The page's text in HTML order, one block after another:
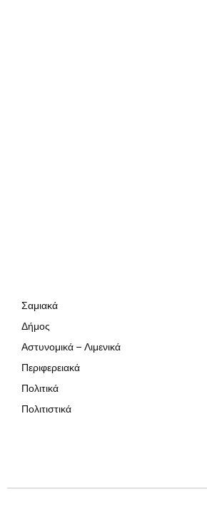
Σαμιακά
Δήμος
Αστυνομικά – Λιμενικά
Περιφερειακά
Πολιτικά
Πολιτιστικά